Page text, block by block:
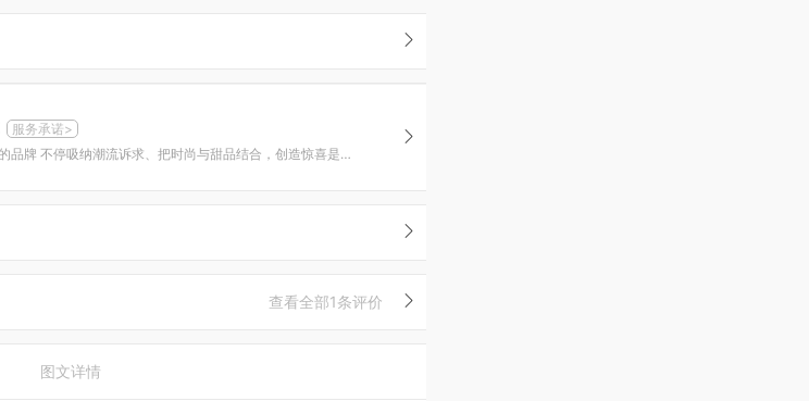
服务承诺>
一家专注高颜值甜品设计的品牌 不停吸纳潮流诉求、把时尚与甜品结合，创造惊喜是我们的追求。
查看全部1条评价
图文详情